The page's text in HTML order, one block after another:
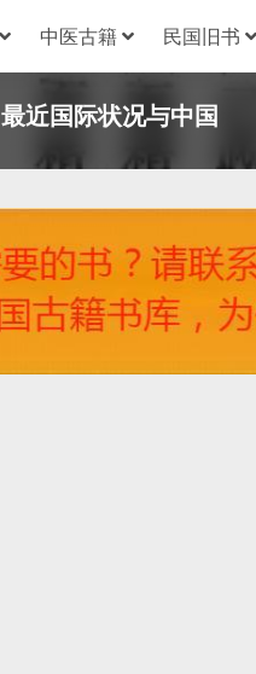
中医古籍 民国旧书
最近国际状况与中国